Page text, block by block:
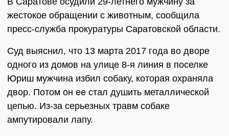
жестокое обращении с животным, сообщила
пресс-служба прокуратуры Саратовской области.
Суд выяснил, что 13 марта 2017 года во дворе
одного из домов на улице 8-я линия в поселке
Юриш мужчина избил собаку, которая охраняла
двор. Потом он ее стал душить металлической
цепью. Из-за серьезных травм собаке
ампутировали лапу.